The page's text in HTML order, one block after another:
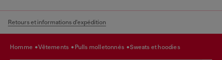
Retours et informations d'expédition
homme vêtements pulls molletonnés sweats et hoodies